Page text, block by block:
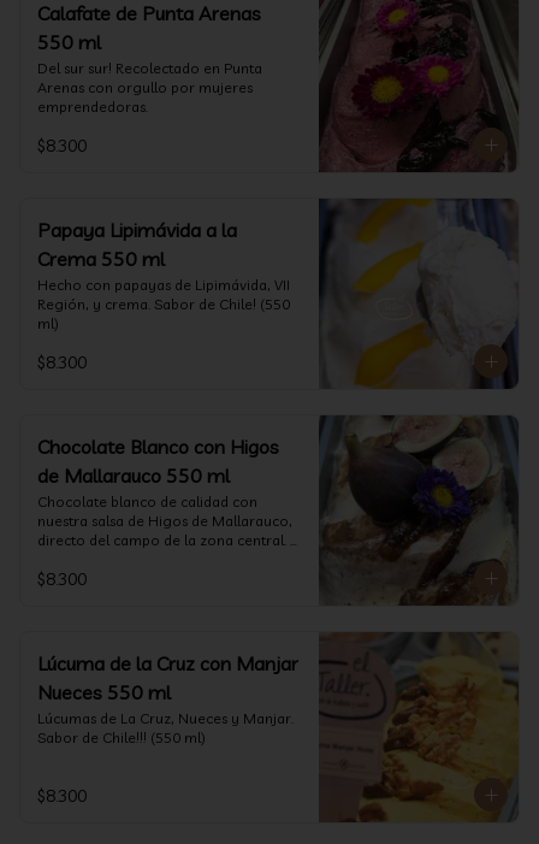
Calafate de Punta Arenas
550 ml
Del sur sur! Recolectado en Punta
Arenas con orgullo por mujeres
emprendedoras.
$8.300
Papaya Lipimávida a la
Crema 550 ml
Hecho con papayas de Lipimávida, VII
Región, y crema. Sabor de Chile! (550
ml)
$8.300
Chocolate Blanco con Higos
de Mallarauco 550 ml
Chocolate blanco de calidad con
nuestra salsa de Higos de Mallarauco,
directo del campo de la zona central.
$8.300
Lúcuma de la Cruz con Manjar
Nueces 550 ml
Lúcumas de La Cruz, Nueces y Manjar.
Sabor de Chile!!! (550 ml)
$8.300